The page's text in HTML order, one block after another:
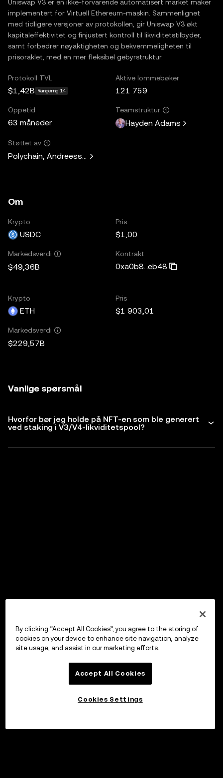
Uniswap V3 er en ikke-forvarende automatisert market maker
implementert for Virtuell Ethereum-maskin. Sammenlignet
med tidligere versjoner av protokollen, gir Uniswap V3 økt
kapitaleffektivitet og finjustert kontroll til likviditetstilbyder,
samt forbedrer nøyaktigheten og bekvemmeligheten til
prisoraklet, med en mer fleksibel gebyrstruktur.
Protokoll TVL
$1,42B Rangering 14
Aktive lommebøker
121 759
Oppetid
63 måneder
Teamstruktur
Hayden Adams
Støttet av
Polychain, Andreessen Horowitz, Paradigm, Variant Fund,
Om
Krypto
USDC
Pris
$1,00
Markedsverdi
$49,36B
Kontrakt
0xa0b8...eb48
Krypto
ETH
Pris
$1 903,01
Markedsverdi
$229,57B
Vanlige spørsmål
Hvorfor bør jeg holde på NFT-en som ble generert
ved staking i V3/V4-likviditetspool?
By clicking “Accept All Cookies”, you agree to the storing of
cookies on your device to enhance site navigation, analyze
site usage, and assist in our marketing efforts.
Accept All Cookies
Cookies Settings